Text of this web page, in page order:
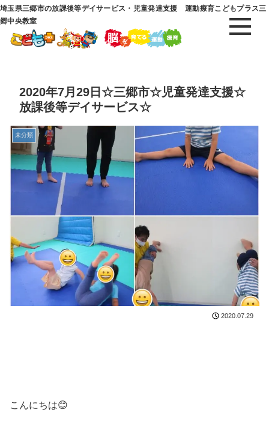
埼玉県三郷市の放課後等デイサービス・児童発達支援 運動療育こどもプラス三
郷中央教室
2020年7月29日☆三郷市☆児童発達支援☆
放課後等デイサービス☆
未分類
2020.07.29
こんにちは😊